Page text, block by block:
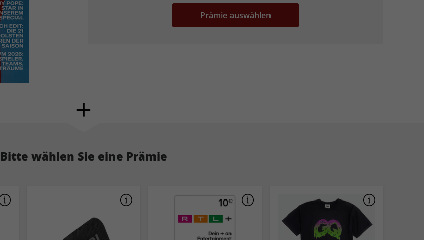
Prämie auswählen
Bitte wählen Sie eine Prämie